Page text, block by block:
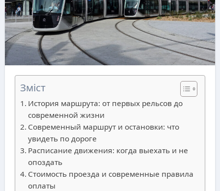
Зміст
История маршрута: от первых рельсов до
современной жизни
Современный маршрут и остановки: что
увидеть по дороге
Расписание движения: когда выехать и не
опоздать
Стоимость проезда и современные правила
оплаты